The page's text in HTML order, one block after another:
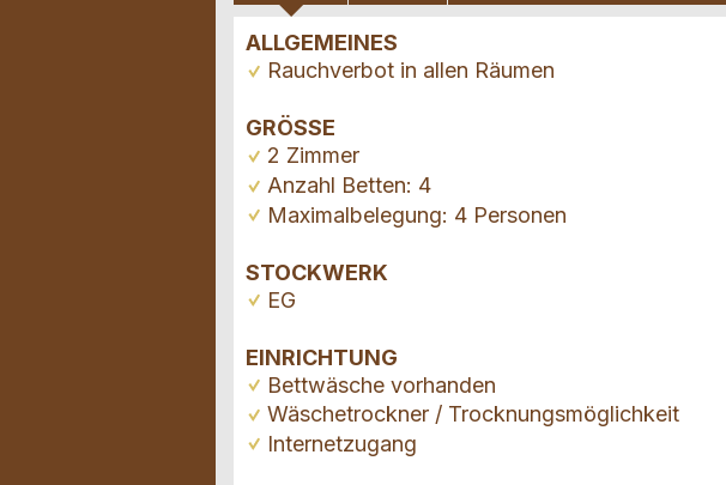
ALLGEMEINES
Rauchverbot in allen Räumen
GRÖSSE
2 Zimmer
Anzahl Betten: 4
Maximalbelegung: 4 Personen
STOCKWERK
EG
EINRICHTUNG
Bettwäsche vorhanden
Wäschetrockner / Trocknungsmöglichkeit
Internetzugang